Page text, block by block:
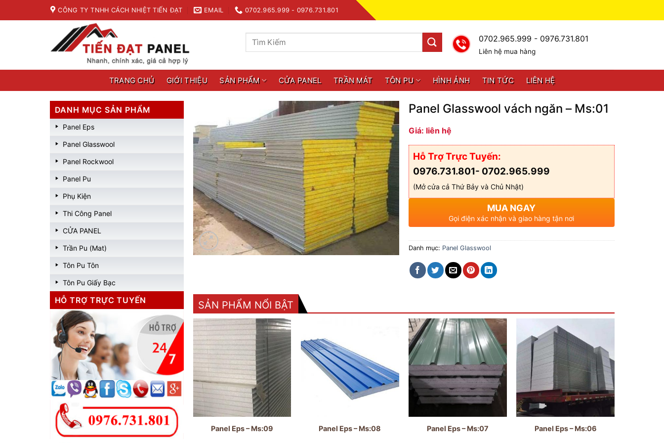
to
CÔNG TY TNHH CÁCH NHIỆT TIẾN ĐẠT EMAIL 0702.965.999 - 0976.731.801
Tìm
0702.965.999 - 0976.731.801
Liên hệ mua hàng
TRANG CHỦ GIỚI THIỆU SẢN PHẨM CỬA PANEL TRẦN MÁT TÔN PU HÌNH ẢNH TIN TỨC LIÊN HỆ
DANH MỤC SẢN PHẨM
Panel Eps
Panel Glasswool
Panel Rockwool
Panel Pu
Phụ Kiện
Thi Công Panel
CỬA PANEL
Trần Pu (Mat)
Tôn Pu Tôn
Tôn Pu Giấy Bạc
HỖ TRỢ TRỰC TUYẾN
Panel Glasswool vách ngăn – Ms:01
Giá: liên hệ
Hỗ Trợ Trực Tuyến:
0976.731.801- 0702.965.999
(Mở cửa cả Thứ Bảy và Chủ Nhật)
MUA NGAY
Gọi điện xác nhận và giao hàng tận nơi
Danh mục: Panel Glasswool
SẢN PHẨM NỔI BẬT
Panel Eps – Ms:09 Panel Eps – Ms:08 Panel Eps – Ms:07 Panel Eps – Ms:06